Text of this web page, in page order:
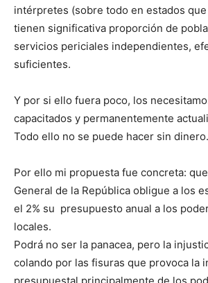
intérpretes (sobre todo en estados que
tienen significativa proporción de
servicios periciales independientes,
suficientes.
Y por si ello fuera poco, los
capacitados y permanentemente
Todo ello no se puede hacer sin dinero.
Por ello mi propuesta fue concreta:
General de la República obligue a los
el 2% su presupuesto anual a los
locales.
Podrá no ser la panacea, pero la
colando por las fisuras que provoca la